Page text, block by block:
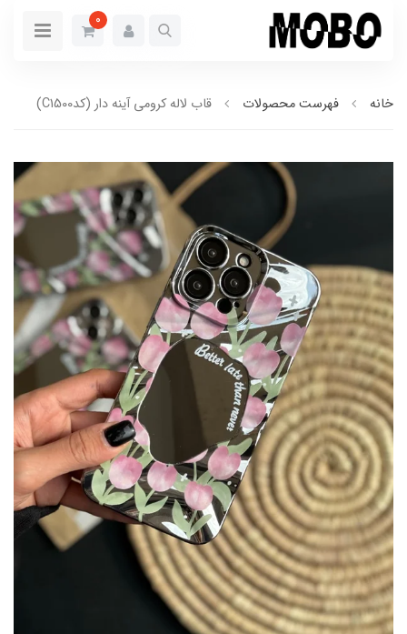
0
خانه فهرست محصولات قاب لاله کرومی آینه دار (کدC1500)